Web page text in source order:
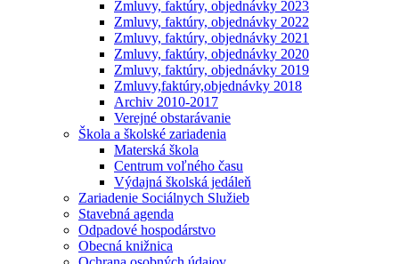
Zmluvy, faktúry, objednávky 2023
Zmluvy, faktúry, objednávky 2022
Zmluvy, faktúry, objednávky 2021
Zmluvy, faktúry, objednávky 2020
Zmluvy, faktúry, objednávky 2019
Zmluvy,faktúry,objednávky 2018
Archiv 2010-2017
Verejné obstarávanie
Škola a školské zariadenia
Materská škola
Centrum voľného času
Výdajná školská jedáleň
Zariadenie Sociálnych Služieb
Stavebná agenda
Odpadové hospodárstvo
Obecná knižnica